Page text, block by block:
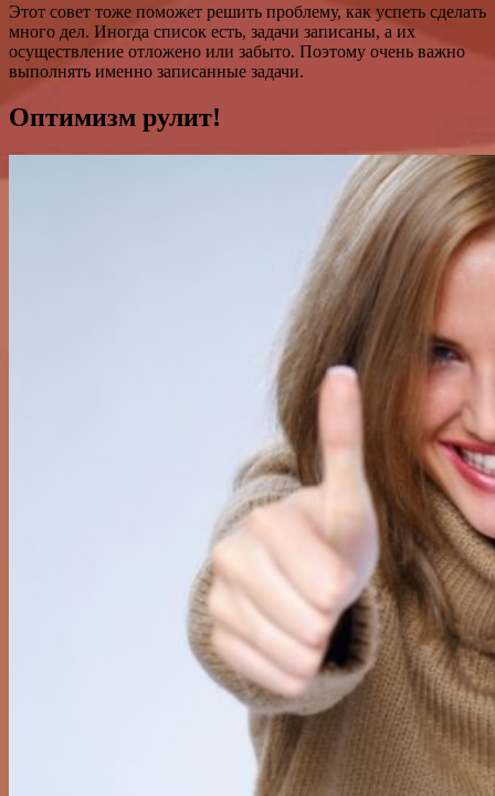
Этот совет тоже поможет решить проблему, как успеть сделать
много дел. Иногда список есть, задачи записаны, а их
осуществление отложено или забыто. Поэтому очень важно
выполнять именно записанные задачи.
Оптимизм рулит!